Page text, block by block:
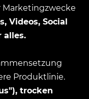
Marketingzwecke
Videos, Social
alles.
Produktlinie.
trocken